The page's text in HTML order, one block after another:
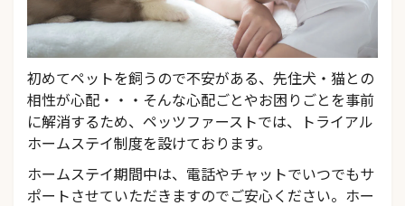
初めてペットを飼うので不安がある、先住犬・猫との
相性が心配・・・そんな心配ごとやお困りごとを事前
に解消するため、ペッツファーストでは、トライアル
ホームステイ制度を設けております。
ホームステイ期間中は、電話やチャットでいつでもサ
ポートさせていただきますのでご安心ください。ホー